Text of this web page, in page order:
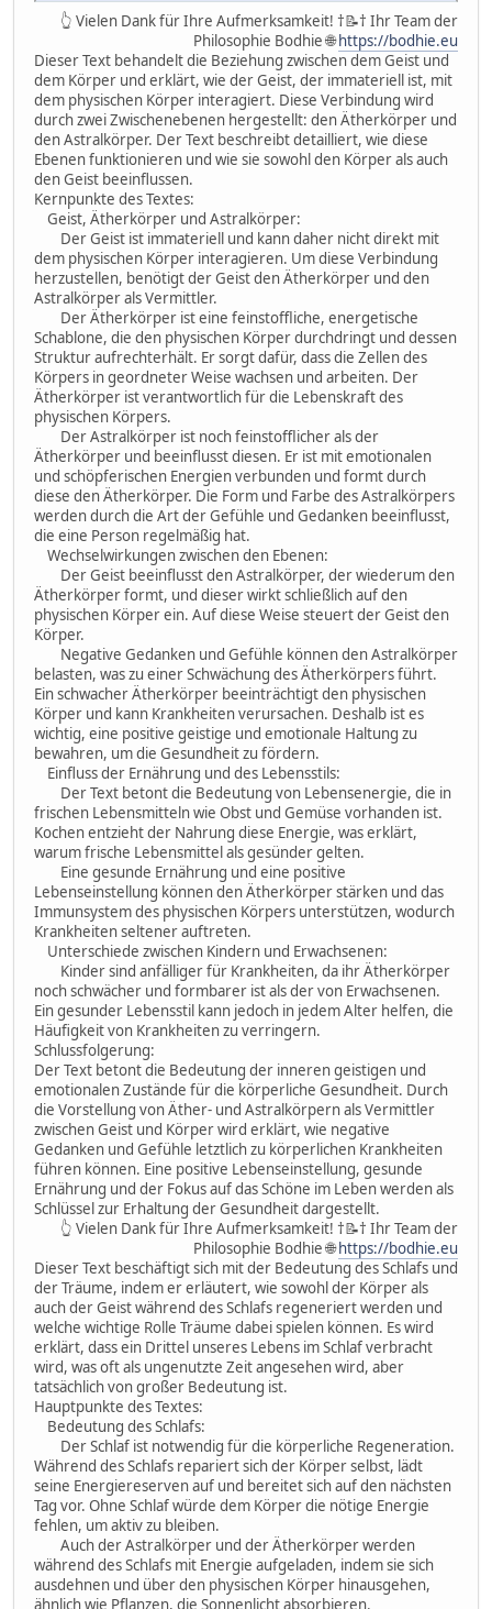
👆 Vielen Dank für Ihre Aufmerksamkeit! †📝† Ihr Team der
Philosophie Bodhie 🌐https://bodhie.eu
Dieser Text behandelt die Beziehung zwischen dem Geist und
dem Körper und erklärt, wie der Geist, der immateriell ist, mit
dem physischen Körper interagiert. Diese Verbindung wird
durch zwei Zwischenebenen hergestellt: den Ätherkörper und
den Astralkörper. Der Text beschreibt detailliert, wie diese
Ebenen funktionieren und wie sie sowohl den Körper als auch
den Geist beeinflussen.
Kernpunkte des Textes:
Geist, Ätherkörper und Astralkörper:
Der Geist ist immateriell und kann daher nicht direkt mit
dem physischen Körper interagieren. Um diese Verbindung
herzustellen, benötigt der Geist den Ätherkörper und den
Astralkörper als Vermittler.
Der Ätherkörper ist eine feinstoffliche, energetische
Schablone, die den physischen Körper durchdringt und dessen
Struktur aufrechterhält. Er sorgt dafür, dass die Zellen des
Körpers in geordneter Weise wachsen und arbeiten. Der
Ätherkörper ist verantwortlich für die Lebenskraft des
physischen Körpers.
Der Astralkörper ist noch feinstofflicher als der
Ätherkörper und beeinflusst diesen. Er ist mit emotionalen
und schöpferischen Energien verbunden und formt durch
diese den Ätherkörper. Die Form und Farbe des Astralkörpers
werden durch die Art der Gefühle und Gedanken beeinflusst,
die eine Person regelmäßig hat.
Wechselwirkungen zwischen den Ebenen:
Der Geist beeinflusst den Astralkörper, der wiederum den
Ätherkörper formt, und dieser wirkt schließlich auf den
physischen Körper ein. Auf diese Weise steuert der Geist den
Körper.
Negative Gedanken und Gefühle können den Astralkörper
belasten, was zu einer Schwächung des Ätherkörpers führt.
Ein schwacher Ätherkörper beeinträchtigt den physischen
Körper und kann Krankheiten verursachen. Deshalb ist es
wichtig, eine positive geistige und emotionale Haltung zu
bewahren, um die Gesundheit zu fördern.
Einfluss der Ernährung und des Lebensstils:
Der Text betont die Bedeutung von Lebensenergie, die in
frischen Lebensmitteln wie Obst und Gemüse vorhanden ist.
Kochen entzieht der Nahrung diese Energie, was erklärt,
warum frische Lebensmittel als gesünder gelten.
Eine gesunde Ernährung und eine positive
Lebenseinstellung können den Ätherkörper stärken und das
Immunsystem des physischen Körpers unterstützen, wodurch
Krankheiten seltener auftreten.
Unterschiede zwischen Kindern und Erwachsenen:
Kinder sind anfälliger für Krankheiten, da ihr Ätherkörper
noch schwächer und formbarer ist als der von Erwachsenen.
Ein gesunder Lebensstil kann jedoch in jedem Alter helfen, die
Häufigkeit von Krankheiten zu verringern.
Schlussfolgerung:
Der Text betont die Bedeutung der inneren geistigen und
emotionalen Zustände für die körperliche Gesundheit. Durch
die Vorstellung von Äther- und Astralkörpern als Vermittler
zwischen Geist und Körper wird erklärt, wie negative
Gedanken und Gefühle letztlich zu körperlichen Krankheiten
führen können. Eine positive Lebenseinstellung, gesunde
Ernährung und der Fokus auf das Schöne im Leben werden als
Schlüssel zur Erhaltung der Gesundheit dargestellt.
👆 Vielen Dank für Ihre Aufmerksamkeit! †📝† Ihr Team der
Philosophie Bodhie 🌐https://bodhie.eu
Dieser Text beschäftigt sich mit der Bedeutung des Schlafs und
der Träume, indem er erläutert, wie sowohl der Körper als
auch der Geist während des Schlafs regeneriert werden und
welche wichtige Rolle Träume dabei spielen können. Es wird
erklärt, dass ein Drittel unseres Lebens im Schlaf verbracht
wird, was oft als ungenutzte Zeit angesehen wird, aber
tatsächlich von großer Bedeutung ist.
Hauptpunkte des Textes:
Bedeutung des Schlafs:
Der Schlaf ist notwendig für die körperliche Regeneration.
Während des Schlafs repariert sich der Körper selbst, lädt
seine Energiereserven auf und bereitet sich auf den nächsten
Tag vor. Ohne Schlaf würde dem Körper die nötige Energie
fehlen, um aktiv zu bleiben.
Auch der Astralkörper und der Ätherkörper werden
während des Schlafs mit Energie aufgeladen, indem sie sich
ausdehnen und über den physischen Körper hinausgehen,
ähnlich wie Pflanzen, die Sonnenlicht absorbieren.